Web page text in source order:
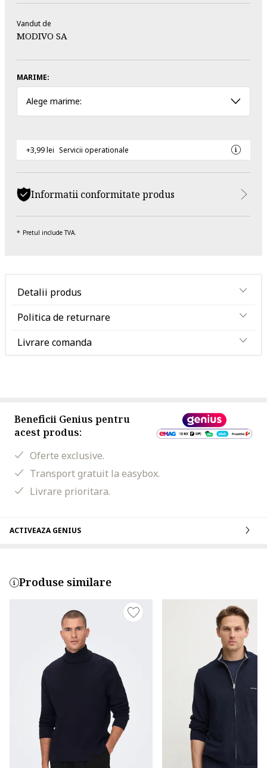
Vandut de
MODIVO SA
MARIME:
Alege marime:
+3,99 lei Servicii operationale
Informatii conformitate produs
Pretul include TVA.
Detalii produs
Politica de returnare
Livrare comanda
Beneficii Genius pentru
acest produs:
Oferte exclusive.
Transport gratuit la easybox.
Livrare prioritara.
ACTIVEAZA GENIUS
Produse similare